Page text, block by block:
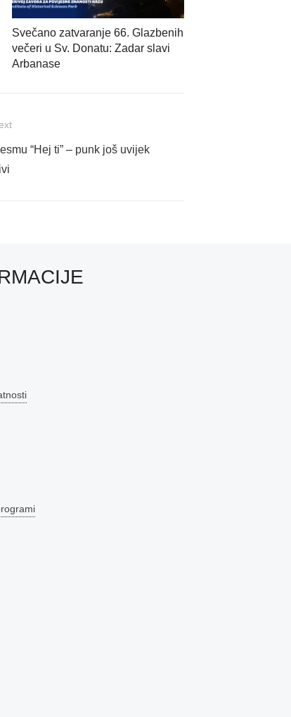
Svečano zatvaranje 66. Glazbenih
večeri u Sv. Donatu: Zadar slavi
Arbanase
“Hej ti” – punk još uvijek